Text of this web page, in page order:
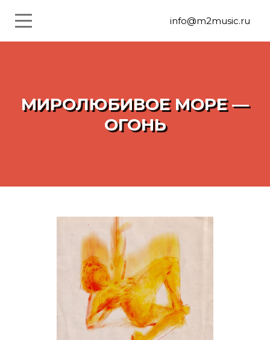
info@m2music.ru
МИРОЛЮБИВОЕ МОРЕ —
ОГОНЬ